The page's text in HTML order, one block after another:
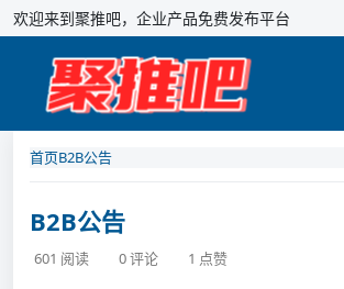
欢迎来到聚推吧，企业产品免费发布平台
首页B2B公告
B2B公告
601 阅读 0 评论 1 点赞